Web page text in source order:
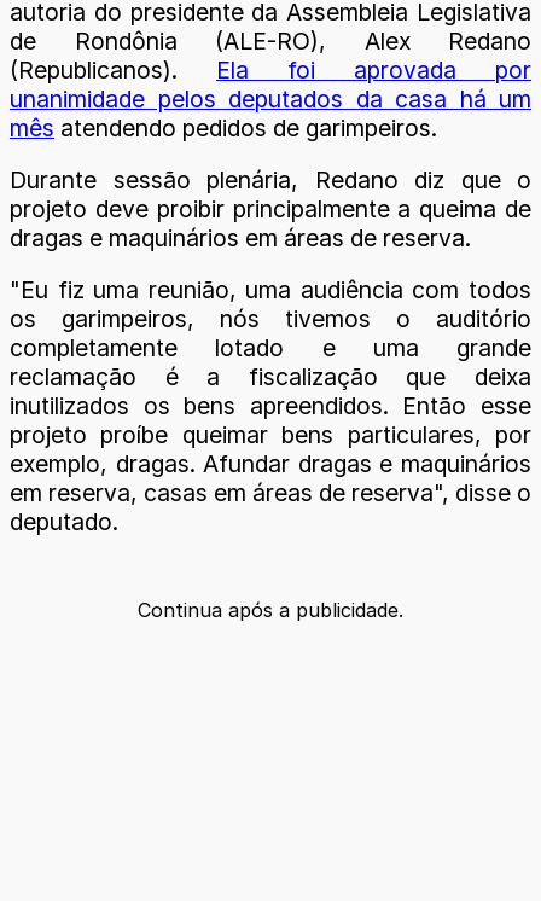
autoria do presidente da Assembleia Legislativa
de Rondônia (ALE-RO), Alex Redano
(Republicanos). Ela foi aprovada por
unanimidade pelos deputados da casa há um
mês atendendo pedidos de garimpeiros.
Durante sessão plenária, Redano diz que o
projeto deve proibir principalmente a queima de
dragas e maquinários em áreas de reserva.
"Eu fiz uma reunião, uma audiência com todos
os garimpeiros, nós tivemos o auditório
completamente lotado e uma grande
reclamação é a fiscalização que deixa
inutilizados os bens apreendidos. Então esse
projeto proíbe queimar bens particulares, por
exemplo, dragas. Afundar dragas e maquinários
em reserva, casas em áreas de reserva", disse o
deputado.
Continua após a publicidade.